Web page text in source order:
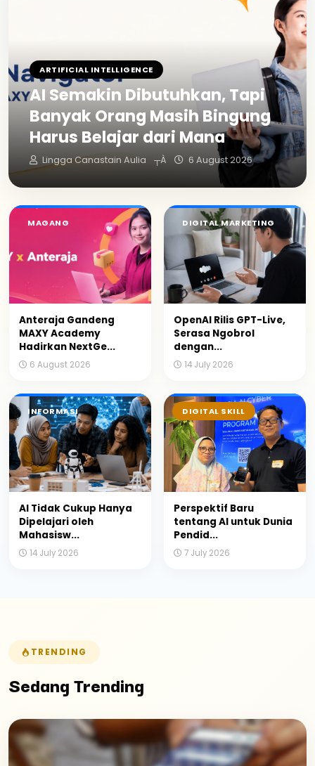
ARTIFICIAL INTELLIGENCE
AI Semakin Dibutuhkan, Tapi
Banyak Orang Masih Bingung
Harus Belajar dari Mana
Lingga Canastain Aulia ┬À 6 August 2026
MAGANG
Anteraja Gandeng
MAXY Academy
Hadirkan NextGe...
6 August 2026
DIGITAL MARKETING
OpenAI Rilis GPT-Live,
Serasa Ngobrol
dengan...
14 July 2026
INFORMASI
AI Tidak Cukup Hanya
Dipelajari oleh
Mahasisw...
14 July 2026
DIGITAL SKILL
Perspektif Baru
tentang AI untuk Dunia
Pendid...
7 July 2026
TRENDING
Sedang Trending